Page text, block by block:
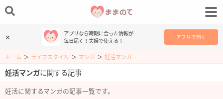
✕
アプリなら時期に合った情報が
毎日届く！夫婦で使える！
アプリで開く
ホーム ＞ ライフスタイル ＞ マンガ ＞ 妊活マンガ
妊活マンガに関する記事
妊活に関するマンガの記事一覧です。